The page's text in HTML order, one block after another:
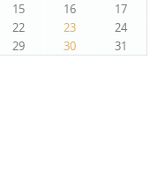
15 16
17
22 23
24
29 30 31